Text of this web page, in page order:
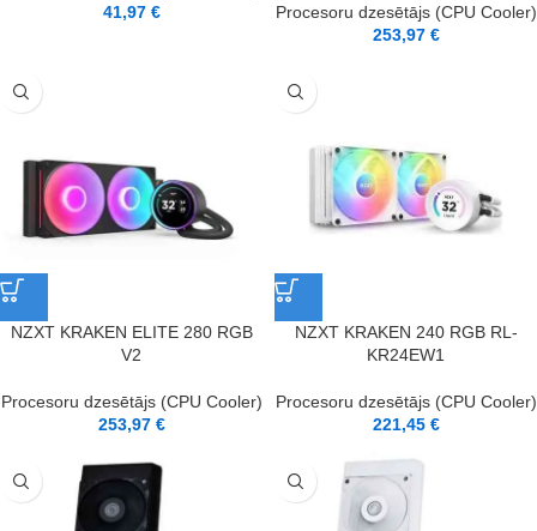
41,97 €
Procesoru dzesētājs (CPU Cooler)
253,97 €
NZXT KRAKEN ELITE 280 RGB
V2
Procesoru dzesētājs (CPU Cooler)
253,97 €
NZXT KRAKEN 240 RGB RL-
KR24EW1
Procesoru dzesētājs (CPU Cooler)
221,45 €